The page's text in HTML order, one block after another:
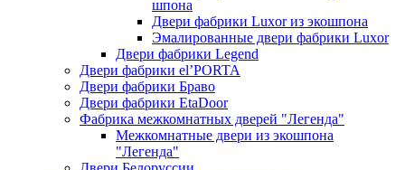
шпона
Двери фабрики Luxor из экошпона
Эмалированные двери фабрики Luxor
Двери фабрики Legend
Двери фабрики el’PORTA
Двери фабрики Браво
Двери фабрики EtaDoor
Фабрика межкомнатных дверей "Легенда"
Межкомнатные двери из экошпона
"Легенда"